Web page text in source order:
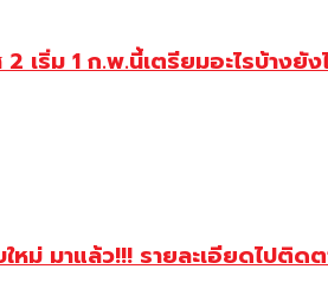
เริ่ม 1 ก.พ.นี้เตรียมอะไรบ้างยัง
หม่ มาแล้ว!!! รายละเอียดไปติด